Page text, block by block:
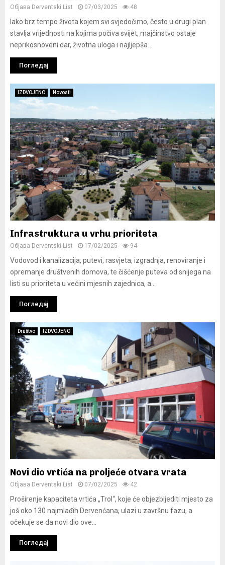
Објава Derventski List 07/03/2025 48
Iako brz tempo života kojem svi svjedočimo, često u drugi plan
stavlja vrijednosti na kojima počiva svijet, majčinstvo ostaje
neprikosnoveni dar, životna uloga i najljepša...
Погледај
IZDVOJENO Novosti
Infrastruktura u vrhu prioriteta
Објава Derventski List 17/02/2025 94
Vodovod i kanalizacija, putevi, rasvjeta, izgradnja, renoviranje i
opremanje društvenih domova, te čišćenje puteva od snijega na
listi su prioriteta u većini mjesnih zajednica, a...
Погледај
Društvo IZDVOJENO
Novi dio vrtića na proljeće otvara vrata
Објава Derventski List 07/02/2025 42
Proširenje kapaciteta vrtića „Trol“, koje će objezbijediti mjesto za
još oko 130 najmlađih Dervenćana, ulazi u završnu fazu, a
očekuje se da novi dio ove...
Погледај